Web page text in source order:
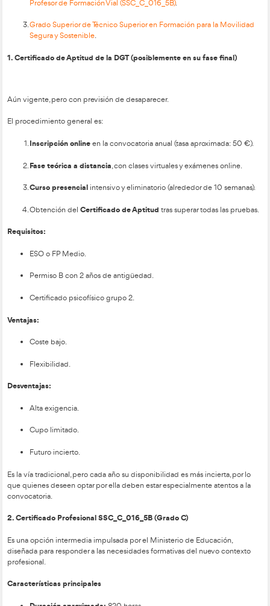
Digitalización del
La modernización del sector ha introducido herramientas
Plataformas online y apps de seguimiento.
Recursos interactivos.
Evaluaciones automáticas.
Los docentes formados en entornos digitales serán los más
análisis de progreso y evaluación competencial basada en
Movilidad eléctrica y
competencias exigidas
El futuro conductor deberá comprender sistemas de carga,
autoescuelas necesitan expertos que puedan integrar todo
enseñanza.
Por ello, la especialización en Movilidad Eléctrica se está
valor diferencial para los nuevos profesores.
Condiciones laborales atractivas